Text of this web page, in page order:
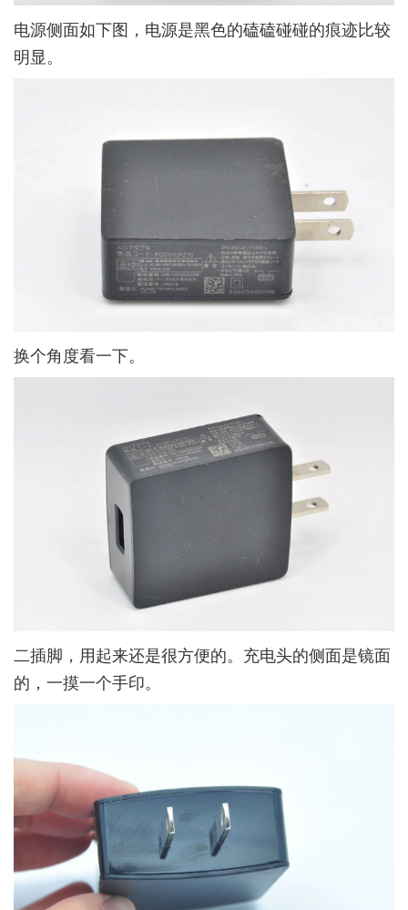
电源侧面如下图，电源是黑色的磕磕碰碰的痕迹比较
明显。
换个角度看一下。
二插脚，用起来还是很方便的。充电头的侧面是镜面
的，一摸一个手印。